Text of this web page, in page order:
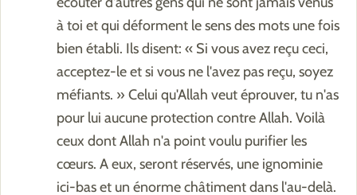
à toi et qui déforment le sens des mots une fois
bien établi. Ils disent: « Si vous avez reçu ceci,
acceptez-le et si vous ne l'avez pas reçu, soyez
méfiants. » Celui qu'Allah veut éprouver, tu n'as
pour lui aucune protection contre Allah. Voilà
ceux dont Allah n'a point voulu purifier les
cœurs. A eux, seront réservés, une ignominie
ici-bas et un énorme châtiment dans l'au-delà.